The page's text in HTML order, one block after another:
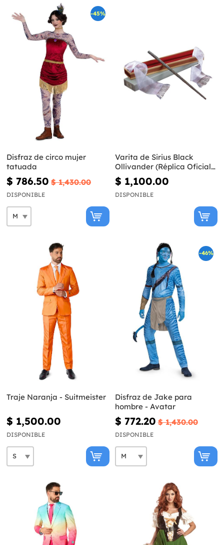
-45%
Disfraz de circo mujer
tatuada
$ 786.50 $ 1,430.00
DISPONIBLE
Varita de Sirius Black
Ollivander (Réplica Oficial)
- Harry Potter
$ 1,100.00
DISPONIBLE
Traje Naranja - Suitmeister
$ 1,500.00
DISPONIBLE
-46%
Disfraz de Jake para
hombre - Avatar
$ 772.20 $ 1,430.00
DISPONIBLE